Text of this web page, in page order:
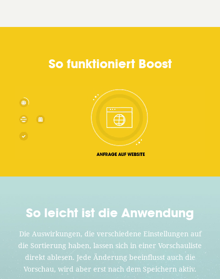
So funktioniert Boost
So leicht ist die Anwendung
Die Auswirkungen, die verschiedene Einstellungen auf
die Sortierung haben, lassen sich in einer Vorschauliste
direkt ablesen. Jede Änderung beeinflusst auch die
Vorschau, wird aber erst nach dem Speichern aktiv.